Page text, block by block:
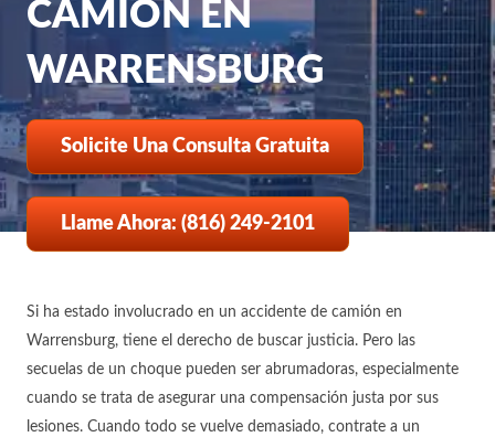
CAMIÓN EN
WARRENSBURG
Solicite Una Consulta Gratuita
Llame Ahora: (816) 249-2101
Si ha estado involucrado en un accidente de camión en
Warrensburg, tiene el derecho de buscar justicia. Pero las
secuelas de un choque pueden ser abrumadoras, especialmente
cuando se trata de asegurar una compensación justa por sus
lesiones. Cuando todo se vuelve demasiado, contrate a un